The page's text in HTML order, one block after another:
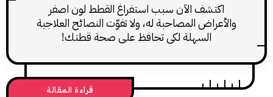
اكتشف الآن سبب استفراغ القطط لون اصفر
المصاحبة له، ولا تفوّت النصائح العلاجية
السهلة لكي تحافظ على صحة قطتك!
قراءة المقالة